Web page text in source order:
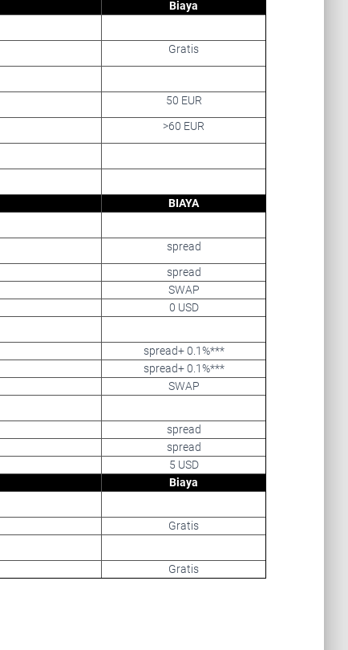
Biaya
Gratis
50 EUR
>60 EUR
BIAYA
spread
spread
SWAP
0 USD
spread+ 0.1%***
spread+ 0.1%***
SWAP
spread
spread
5 USD
Biaya
Gratis
Gratis